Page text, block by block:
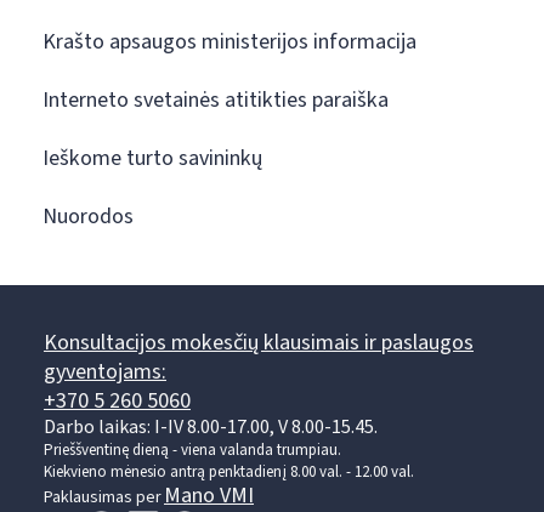
Krašto apsaugos ministerijos informacija
Interneto svetainės atitikties paraiška
Ieškome turto savininkų
Nuorodos
Konsultacijos mokesčių klausimais ir paslaugos
gyventojams:
+370 5 260 5060
Darbo laikas: I-IV 8.00-17.00, V 8.00-15.45.
Prieššventinę dieną - viena valanda trumpiau.
Kiekvieno mėnesio antrą penktadienį 8.00 val. - 12.00 val.
Paklausimas per Mano VMI